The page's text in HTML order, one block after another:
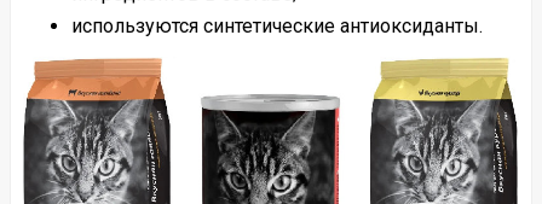
используются синтетические антиоксиданты.